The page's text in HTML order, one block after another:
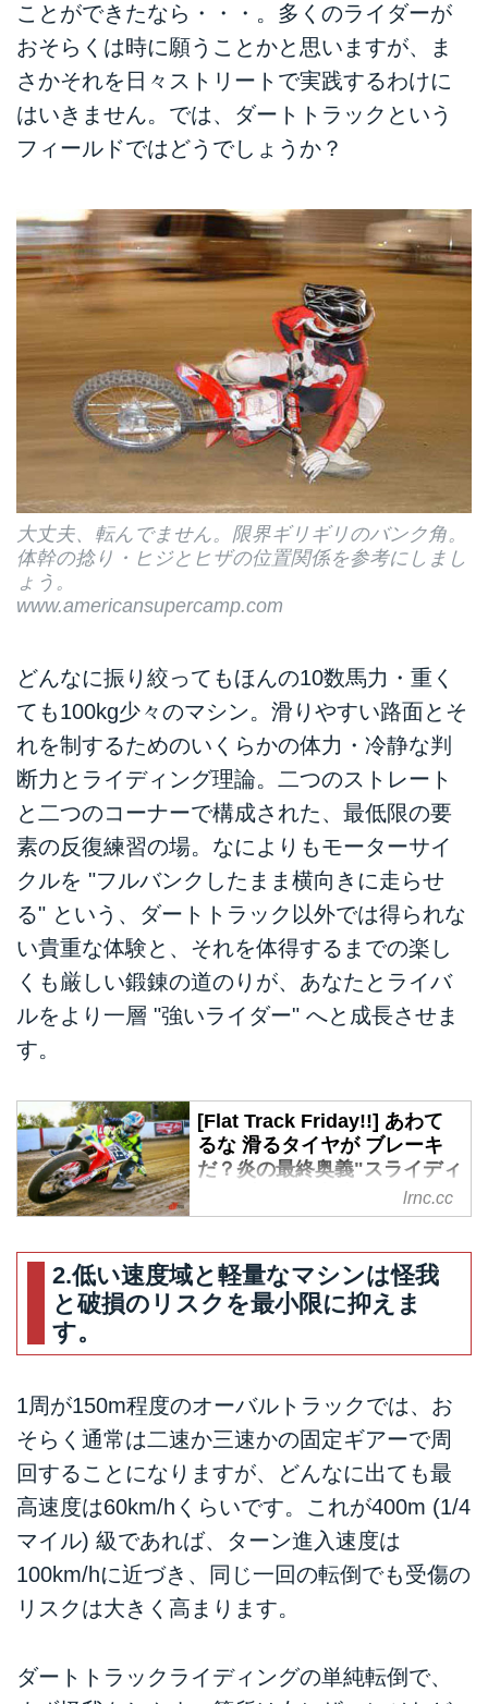
ことができたなら・・・。多くのライダーが
おそらくは時に願うことかと思いますが、ま
さかそれを日々ストリートで実践するわけに
はいきません。では、ダートトラックという
フィールドではどうでしょうか？
大丈夫、転んでません。限界ギリギリのバンク角。
体幹の捻り・ヒジとヒザの位置関係を参考にしまし
ょう。
www.americansupercamp.com
どんなに振り絞ってもほんの10数馬力・重く
ても100kg少々のマシン。滑りやすい路面とそ
れを制するためのいくらかの体力・冷静な判
断力とライディング理論。二つのストレート
と二つのコーナーで構成された、最低限の要
素の反復練習の場。なによりもモーターサイ
クルを "フルバンクしたまま横向きに走らせ
る" という、ダートトラック以外では得られな
い貴重な体験と、それを体得するまでの楽し
くも厳しい鍛錬の道のりが、あなたとライバ
ルをより一層 "強いライダー" へと成長させま
す。
[Flat Track Friday!!] あわて
るな 滑るタイヤが ブレーキ
だ？炎の最終奥義"スライディ
ングブレーキ走法"の巻！ -
LAWRENCE - Motorcycle x
春めく3月、ダートトラックレー
スの本場アメリカでは、いよいよ
Flat Trackが現地時間の昨日15日
で開幕戦を迎えています。わが国
でもそろそろ各地のレーストラッ
クで新たなシーズンが始まろうと
いう時節ですが、今回はダートト
ラックをまだ全然知らない方、こ
のコラムを読んで少しだけ興味を
持ってくださった方、走り始めた
けどどうしていいかまだよくわか
らない方と、そしてすべてのレー
スファンに向けて、ダートトラッ
lrnc.cc
2.低い速度域と軽量なマシンは怪我
と破損のリスクを最小限に抑えま
す。
1周が150m程度のオーバルトラックでは、お
そらく通常は二速か三速かの固定ギアーで周
回することになりますが、どんなに出ても最
高速度は60km/hくらいです。これが400m (1/4
マイル) 級であれば、ターン進入速度は
100km/hに近づき、同じ一回の転倒でも受傷の
リスクは大きく高まります。
ダートトラックライディングの単純転倒で、